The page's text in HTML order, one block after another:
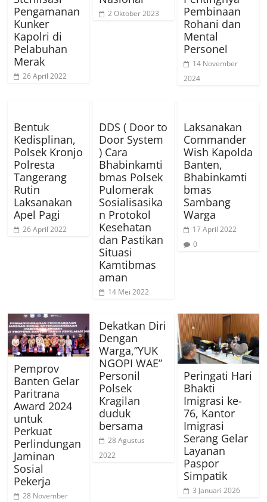
Pengamanan
Kunker
Kapolri di
Pelabuhan
Merak
26 April 2022
2 Oktober 2023
Pembinaan
Rohani dan
Mental
Personel
14 November
2024
Bentuk
Kedisplinan,
Polsek Kronjo
Polresta
Tangerang
Rutin
Laksanakan
Apel Pagi
26 April 2022
DDS ( Door to
Door System
) Cara
Bhabinkamti
bmas Polsek
Pulomerak
Sosialisasika
n Protokol
Kesehatan
dan Pastikan
Situasi
Kamtibmas
aman
14 Mei 2022
Laksanakan
Commander
Wish Kapolda
Banten,
Bhabinkamti
bmas
Sambang
Warga
17 April 2022
0
Pemprov
Banten Gelar
Paritrana
Award 2024
untuk
Perkuat
Perlindungan
Jaminan
Sosial
Pekerja
28 November
Dekatkan Diri
Dengan
Warga,”YUK
NGOPI WAE”
Personil
Polsek
Kragilan
duduk
bersama
28 Agustus
2022
Peringati Hari
Bhakti
Imigrasi ke-
76, Kantor
Imigrasi
Serang Gelar
Layanan
Paspor
Simpatik
3 Januari 2026